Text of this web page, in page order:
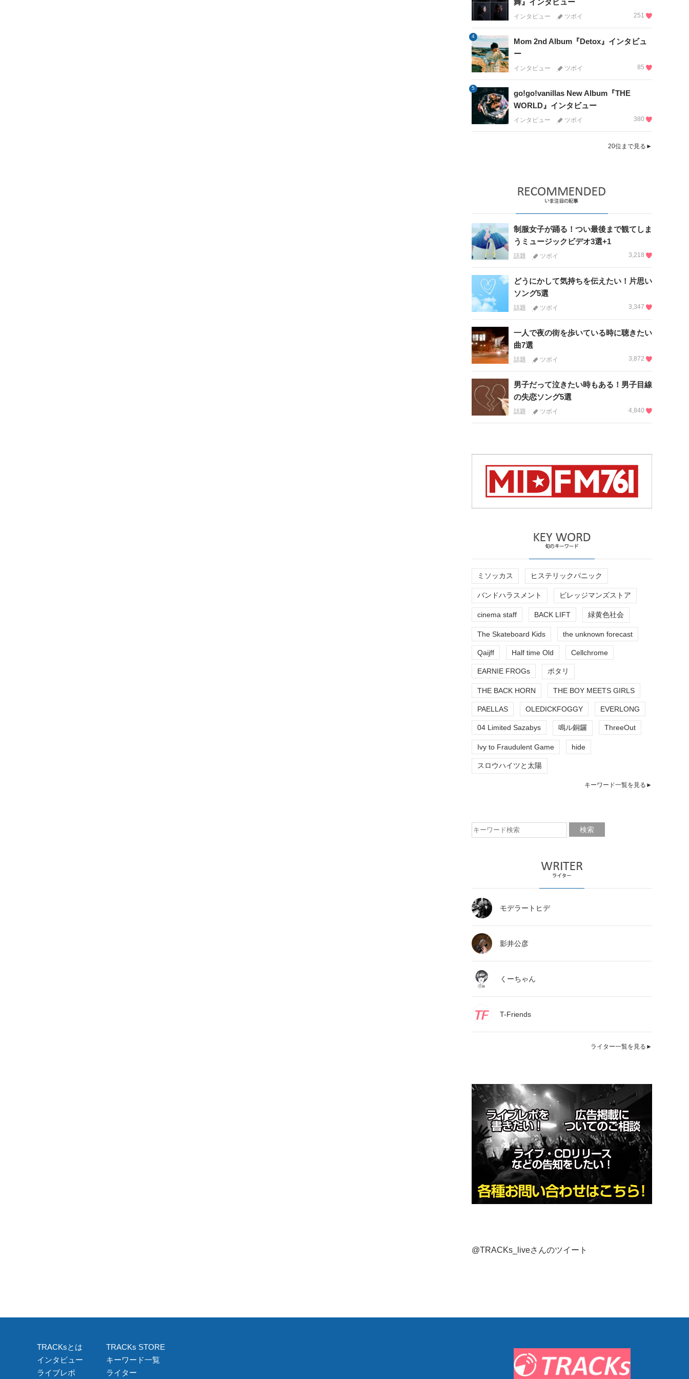
舞』インタビュー
インタビュー ツボイ 251
4
Mom 2nd Album『Detox』インタビュ
ー
インタビュー ツボイ 85
5
go!go!vanillas New Album『THE
WORLD』インタビュー
インタビュー ツボイ 380
20位まで見る►
制服女子が踊る！つい最後まで観てしま
うミュージックビデオ3選+1
話題 ツボイ 3,218
どうにかして気持ちを伝えたい！片思い
ソング5選
話題 ツボイ 3,347
一人で夜の街を歩いている時に聴きたい
曲7選
話題 ツボイ 3,872
男子だって泣きたい時もある！男子目線
の失恋ソング5選
話題 ツボイ 4,840
ミソッカス ヒステリックパニック
バンドハラスメント ビレッジマンズストア
cinema staff BACK LIFT 緑黄色社会
The Skateboard Kids the unknown forecast
Qaijff Half time Old Cellchrome
EARNIE FROGs ポタリ
THE BACK HORN THE BOY MEETS GIRLS
PAELLAS OLEDICKFOGGY EVERLONG
04 Limited Sazabys 鳴ル銅鑼 ThreeOut
Ivy to Fraudulent Game hide
スロウハイツと太陽
キーワード一覧を見る►
モデラートヒデ
影井公彦
くーちゃん
T-Friends
ライター一覧を見る►
@TRACKs_liveさんのツイート
TRACKsとは
インタビュー
ライブレポ
TRACKs STORE
キーワード一覧
ライター